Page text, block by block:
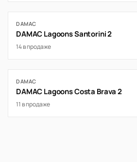
DAMAC
DAMAC Lagoons Santorini 2
14 в продаже
DAMAC
DAMAC Lagoons Costa Brava 2
11 в продаже